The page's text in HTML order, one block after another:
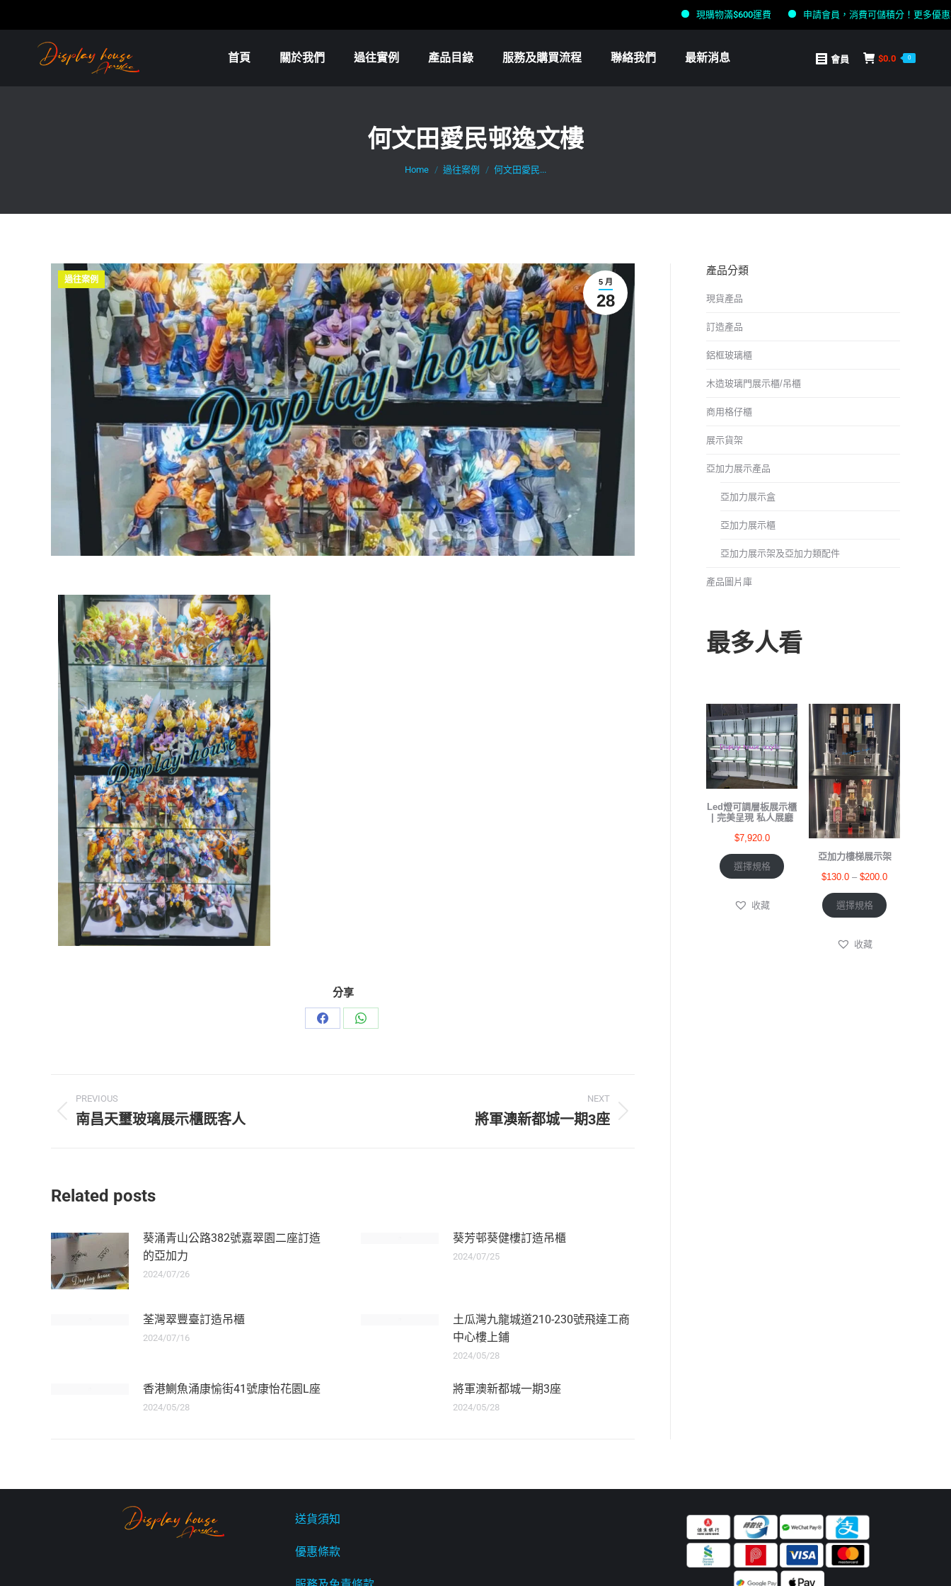
現購物滿$600運費 申請會員，消費可儲積分！更多優惠等緊你！
首頁 關於我們 過往實例 產品目錄 服務及購買流程 聯絡我們 最新消息 會員 $0.0 0
何文田愛民邨逸文樓
You are here:
Home 過往案例 何文田愛民...
5 月
28
過往案例
分享
PREVIOUS
南昌天璽玻璃展示櫃既客人
NEXT
將軍澳新都城一期3座
Related posts
葵涌青山公路382號嘉翠園二座訂造
的亞加力
2024/07/26
葵芳邨葵健樓訂造吊櫃
2024/07/25
荃灣翠豐臺訂造吊櫃
2024/07/16
土瓜灣九龍城道210-230號飛達工商
中心樓上鋪
2024/05/28
香港鰂魚涌康愉街41號康怡花園L座
2024/05/28
將軍澳新都城一期3座
2024/05/28
產品分類
現貨產品
訂造產品
鋁框玻璃櫃
木造玻璃門展示櫃/吊櫃
商用格仔櫃
展示貨架
亞加力展示產品
亞加力展示盒
亞加力展示櫃
亞加力展示架及亞加力類配件
產品圖片庫
最多人看
Led燈可調層板展示櫃
| 完美呈現 私人展廳
$7,920.0
選擇規格
收藏
亞加力樓梯展示架
$130.0 – $200.0
選擇規格
收藏
送貨須知
優惠條款